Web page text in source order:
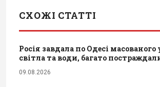
СХОЖІ СТАТТІ
Росія завдала по Одесі
світла та води, багато
09.08.2026